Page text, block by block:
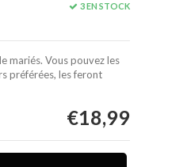
3 EN STOCK
mariés. Vous pouvez les
préférées, les feront
€18,99